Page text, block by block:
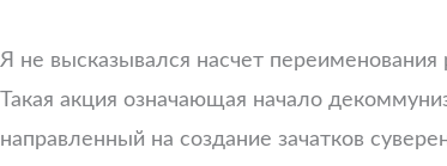
Я не высказывался насчет
Такая акция означающая начало
направленный на создание зачатков